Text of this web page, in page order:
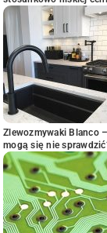
Zlewozmywaki Blanco
mogą się nie